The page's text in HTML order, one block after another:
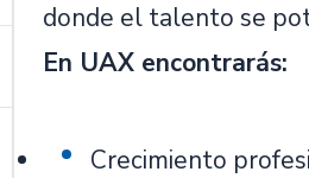
donde el talento se
En UAX encontrarás:
Crecimiento